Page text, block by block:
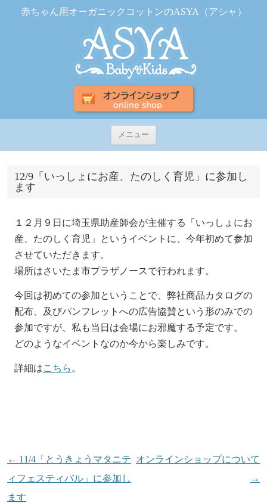
赤ちゃん用オーガニックコットンのASYA（アシャ）
メニュー
テ
へ
12/9「いっしょにお産、たのしく育児」に参加し
ます
１２月９日に埼玉県助産師会が主催する「いっしょにお
産、たのしく育児」というイベントに、今年初めて参加
させていただきます。
場所はさいたま市プラザノースで行われます。
今回は初めての参加ということで、弊社商品カタログの
配布、及びパンフレットへの広告協賛という形のみでの
参加ですが、私も当日は会場にお邪魔する予定です。
どのようなイベントなのか今から楽しみです。
詳細はこちら 。
投
稿
ナ
← 11/4「とうきょうマタニテ
ィフェスティバル」に参加し
ます
オンラインショップについて
→